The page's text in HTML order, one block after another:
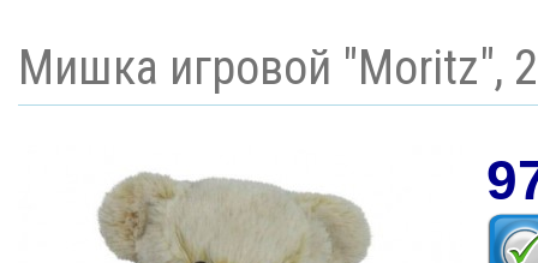
Мишка игровой "Moritz",